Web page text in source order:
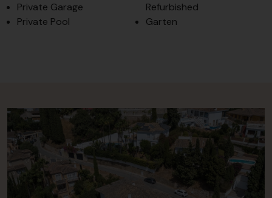
Private Garage
Private Pool
Refurbished
Garten